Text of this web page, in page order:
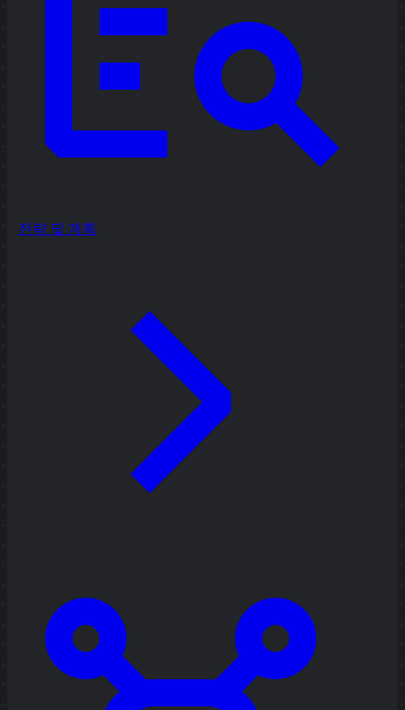
전략 및 계획